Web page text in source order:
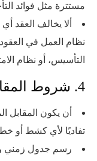
مستترة مثل فوائد
ألا يخالف العقد
نظام العمل في
التأسيس، أو نظام
4. شروط المقابل المالي وآلية السداد
أن يكون المقابل
تفاديًا لأي كشط أو
رسم جدول زمني